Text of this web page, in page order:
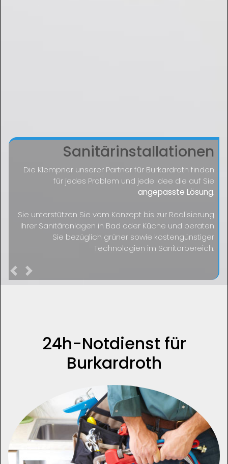
Sanitärinstallationen
Die Klempner unserer Partner für Burkardroth finden
für jedes Problem und jede Idee die auf Sie
angepasste Lösung.
Sie unterstützen Sie vom Konzept bis zur Realisierung
Ihrer Sanitäranlagen in Bad oder Küche und beraten
Sie bezüglich grüner sowie kostengünstiger
Technologien im Sanitärbereich.
Previous
24h-Notdienst für
Burkardroth